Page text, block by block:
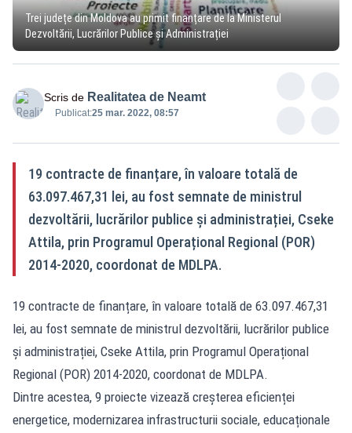
Trei județe din Moldova au primit finanțare de la Ministerul
Dezvoltării, Lucrărilor Publice și Administrației
Scris de Realitatea de Neamt
Publicat:25 mar. 2022, 08:57
19 contracte de finanțare, în valoare totală de
63.097.467,31 lei, au fost semnate de ministrul
dezvoltării, lucrărilor publice și administrației, Cseke
Attila, prin Programul Operațional Regional (POR)
2014-2020, coordonat de MDLPA.
19 contracte de finanțare, în valoare totală de 63.097.467,31
lei, au fost semnate de ministrul dezvoltării, lucrărilor publice
și administrației, Cseke Attila, prin Programul Operațional
Regional (POR) 2014-2020, coordonat de MDLPA.
Dintre acestea, 9 proiecte vizează creșterea eficienței
energetice, modernizarea infrastructurii sociale, educaționale